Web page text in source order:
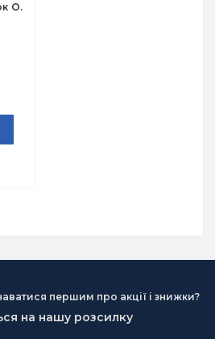
О.
першим про акції і знижки?
на нашу розсилку